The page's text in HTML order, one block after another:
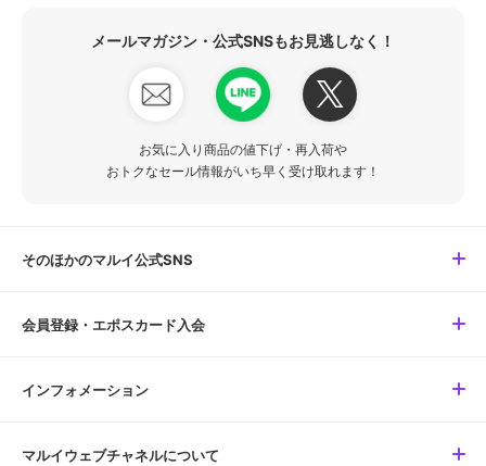
メールマガジン・公式SNSもお見逃しなく！
お気に入り商品の値下げ・再入荷や
おトクなセール情報がいち早く受け取れます！
そのほかのマルイ公式SNS
会員登録・エポスカード入会
インフォメーション
マルイウェブチャネルについて